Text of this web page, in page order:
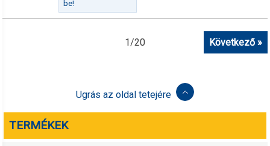
be!
1/20 Következő »
Ugrás az oldal tetejére
TERMÉKEK